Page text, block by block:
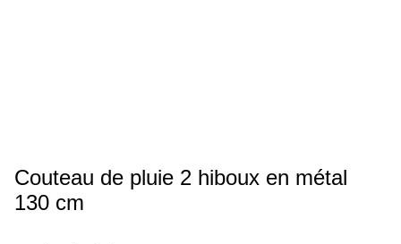
Couteau de pluie 2 hiboux en métal
130 cm